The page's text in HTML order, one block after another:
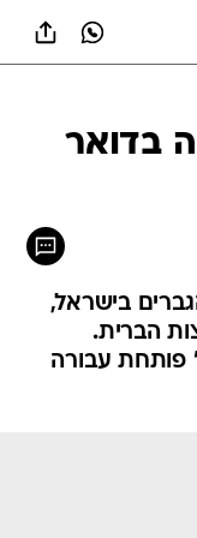
בדואר
בישראל,
הברית.
רוז' פותחת עבורה